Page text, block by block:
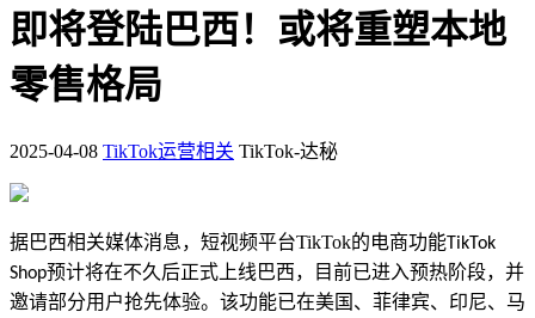
即将登陆巴西！或将重塑本地
零售格局
2025-04-08 TikTok运营相关 TikTok-达秘
据巴西相关媒体消息，短视频平台TikTok的电商功能TikTok
Shop预计将在不久后正式上线巴西，目前已进入预热阶段，并
邀请部分用户抢先体验。该功能已在美国、菲律宾、印尼、马